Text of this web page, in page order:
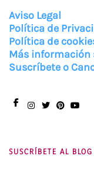
Aviso Legal
Política de
Política de
Más información
Suscríbete o
SUSCRÍBETE AL BLOG